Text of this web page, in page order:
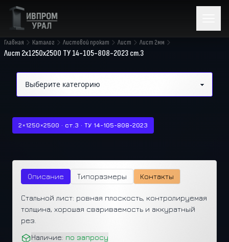
Главная Каталог Листовой прокат Лист Лист 2мм
Лист 2х1250х2500 ТУ 14-105-808-2023 ст.3
2×1250×2500 · ст.3 · ТУ 14-105-808-2023
Описание Типоразмеры Контакты
Стальной лист: ровная плоскость, контролируемая
толщина, хорошая свариваемость и аккуратный
рез.
Наличие: по запросу